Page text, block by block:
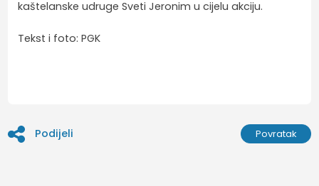
kaštelanske udruge Sveti Jeronim u cijelu akciju.
Tekst i foto: PGK
Podijeli Povratak